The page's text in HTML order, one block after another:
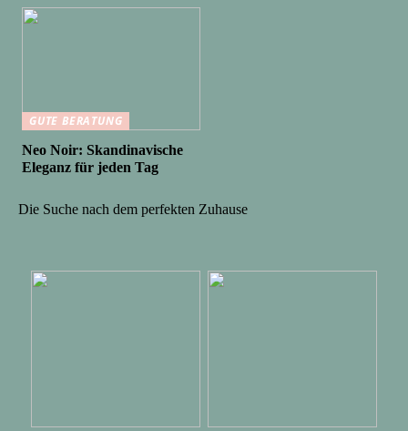
GUTE BERATUNG
Neo Noir: Skandinavische
Eleganz für jeden Tag
Die Suche nach dem perfekten Zuhause